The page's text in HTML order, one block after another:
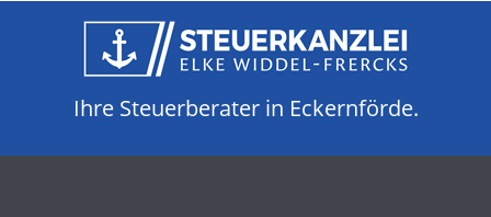
Ihre Steuerberater in Eckernförde.